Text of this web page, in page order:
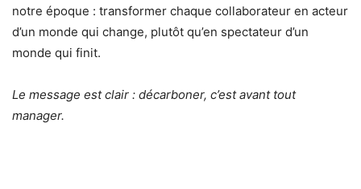
notre époque : transformer chaque collaborateur en acteur
d’un monde qui change, plutôt qu’en spectateur d’un
monde qui finit.
Le message est clair : décarboner, c’est avant tout
manager.